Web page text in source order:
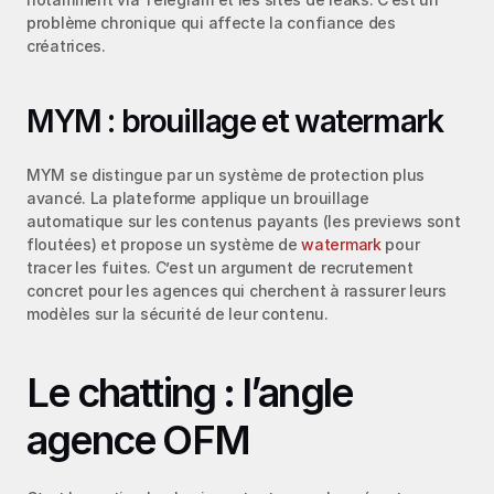
problème chronique qui affecte la confiance des
créatrices.
MYM : brouillage et watermark
MYM se distingue par un système de protection plus
avancé. La plateforme applique un brouillage
automatique sur les contenus payants (les previews sont
floutées) et propose un système de watermark pour
tracer les fuites. C’est un argument de recrutement
concret pour les agences qui cherchent à rassurer leurs
modèles sur la sécurité de leur contenu.
Le chatting : l’angle
agence OFM